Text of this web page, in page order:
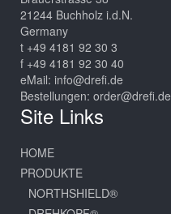
21244 Buchholz i.d.N.
Germany
t +49 4181 92 30 3
f +49 4181 92 30 40
eMail: info@drefi.de
Bestellungen: order@drefi.de
Site Links
HOME
PRODUKTE
NORTHSHIELD®